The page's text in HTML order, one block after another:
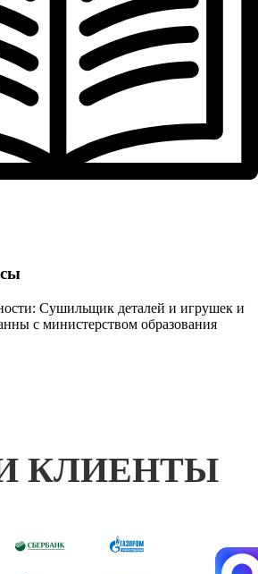
Сушильщик деталей и игрушек и
с министерством образования
КЛИЕНТЫ